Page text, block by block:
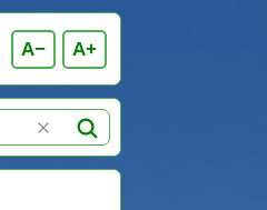
A− A+